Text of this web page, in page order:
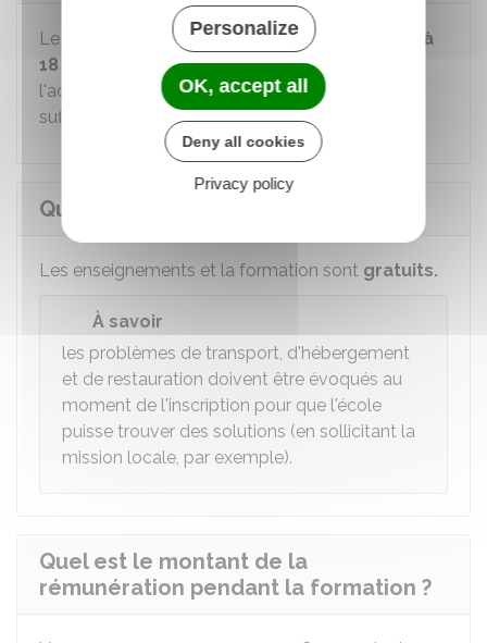
Le parcours de formation dure, en général, de
4 à
18 mois
. Cela dépend du temps nécessaire à
l'acquisition des savoirs et des compétences
suffisants pour s'insérer dans la vie active.
Quel est le coût de la formation ?
Les enseignements et la formation sont gratuits.
À savoir
les problèmes de transport, d'hébergement
et de restauration doivent être évoqués au
moment de l'inscription pour que l'école
puisse trouver des solutions (en sollicitant la
mission locale, par exemple).
Quel est le montant de la
rémunération pendant la formation ?
Personalize
OK, accept all
Deny all cookies
Privacy policy